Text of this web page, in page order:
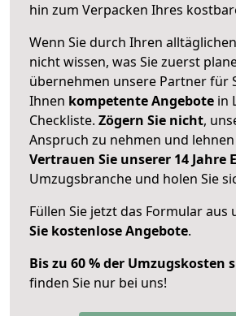
hin zum Verpacken Ihres
Wenn Sie durch Ihren
nicht wissen, was Sie zuerst
übernehmen unsere Partner für
Ihnen kompetente Angebote in
Checkliste. Zögern Sie nicht,
Anspruch zu nehmen und
Vertrauen Sie unserer 14 Jahre
Umzugsbranche und holen Sie
Füllen Sie jetzt das Formular aus
Sie kostenlose Angebote.
Bis zu 60 % der Umzugskosten
finden Sie nur bei uns!